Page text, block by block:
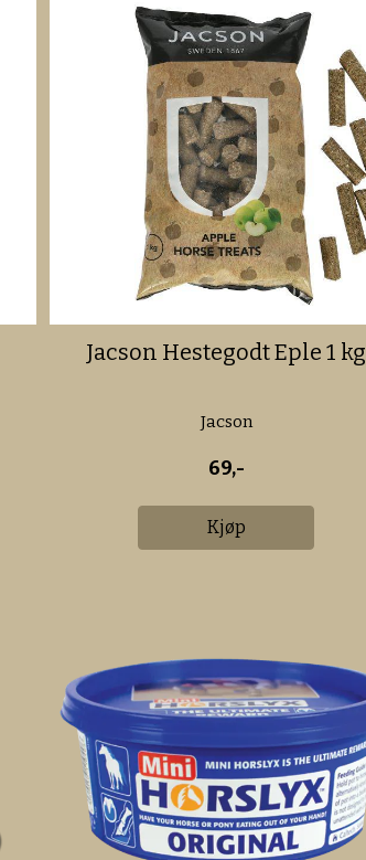
Jacson Hestegodt Eple 1 kg
Jacson
69,-
Kjøp